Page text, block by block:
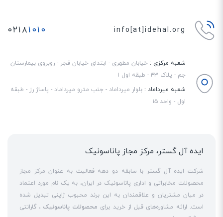
info[at]idehal.org ۰۲۱۸۱۰۱۰
شعبه مرکزی : خیابان مطهری - ابتدای خیابان فجر - روبروی بیمارستان
جم - پلاک ۴۳ - طبقه اول ۱
شعبه میرداماد : بلوار میرداماد - جنب مترو میرداماد - پاساژ رز - طبقه
اول - واحد ۱۵
ایده آل گستر، مرکز مجاز پاناسونیک
شرکت ایده آل گستر با سابقه دو دهه فعالیت به عنوان مرکز مجاز
محصولات مخابراتی و اداری پاناسونیک در ایران، به یک نام مورد اعتماد
در میان مشتریان و علاقمندان به این برند محبوب ژاپنی تبدیل شده
است. ارائه مشاوره‌های قبل از خرید برای محصولات پاناسونیک ، گارانتی